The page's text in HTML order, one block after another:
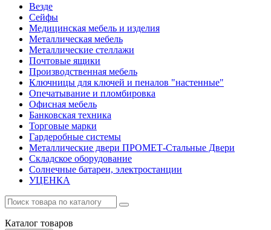
Везде
Сейфы
Медицинская мебель и изделия
Металлическая мебель
Металлические стеллажи
Почтовые ящики
Производственная мебель
Ключницы для ключей и пеналов "настенные"
Опечатывание и пломбировка
Офисная мебель
Банковская техника
Торговые марки
Гардеробные системы
Металлические двери ПРОМЕТ-Стальные Двери
Складское оборудование
Солнечные батареи, электростанции
УЦЕНКА
Каталог товаров